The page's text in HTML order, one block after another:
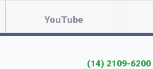
YouTube
(14) 2109-6200